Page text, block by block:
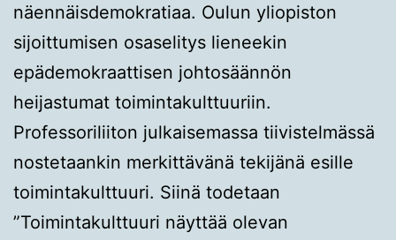
näennäisdemokratiaa. Oulun yliopiston
sijoittumisen osaselitys lieneekin
epädemokraattisen johtosäännön
heijastumat toimintakulttuuriin.
Professoriliiton julkaisemassa tiivistelmässä
nostetaankin merkittävänä tekijänä esille
toimintakulttuuri. Siinä todetaan
”Toimintakulttuuri näyttää olevan